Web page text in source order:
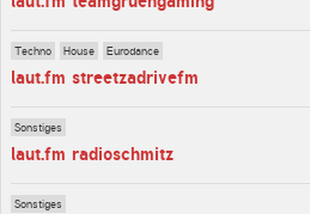
Techno House Eurodance
laut.fm streetzadrivefm
Sonstiges
laut.fm radioschmitz
Sonstiges